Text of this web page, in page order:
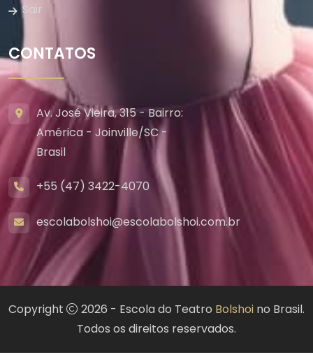
Sair
CONTATOS
Av. José Vieira, 315 - Bairro:
América - Joinville/SC -
Brasil
+55 (47) 3422-4070
escolabolshoi@escolabolshoi.com.br
Copyright 2026 - Escola do Teatro Bolshoi no Brasil.
Todos os direitos reservados.